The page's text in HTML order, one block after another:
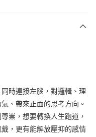
時連接左腦，對邏輯、理
、帶來正面的思考方向。
崇，想要轉換人生跑道，
，更有能解放壓抑的感情